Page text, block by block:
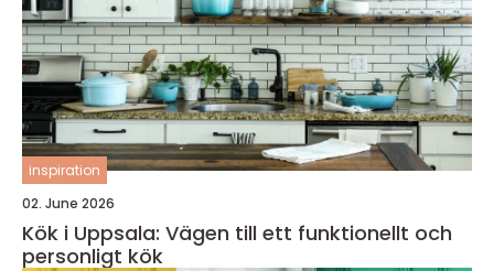
inspiration
02. June 2026
Kök i Uppsala: Vägen till ett funktionellt och
personligt kök